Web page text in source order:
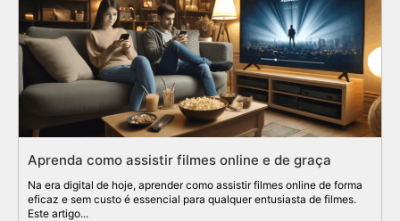
Aprenda como assistir filmes online e de graça
Na era digital de hoje, aprender como assistir filmes online de forma
eficaz e sem custo é essencial para qualquer entusiasta de filmes.
Este artigo...